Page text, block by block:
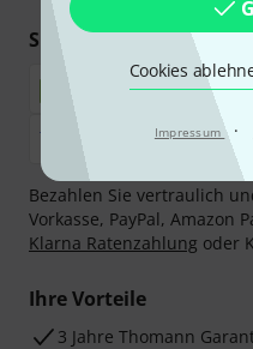
Cookies
Impressum ·
Sicher einkaufen &
Bezahlen Sie vertraulich
Vorkasse, PayPal, Amazon
Klarna Ratenzahlung oder
Ihre Vorteile
3 Jahre Thomann